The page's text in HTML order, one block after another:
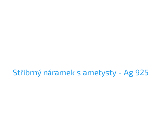
Stříbrný náramek s ametysty - Ag